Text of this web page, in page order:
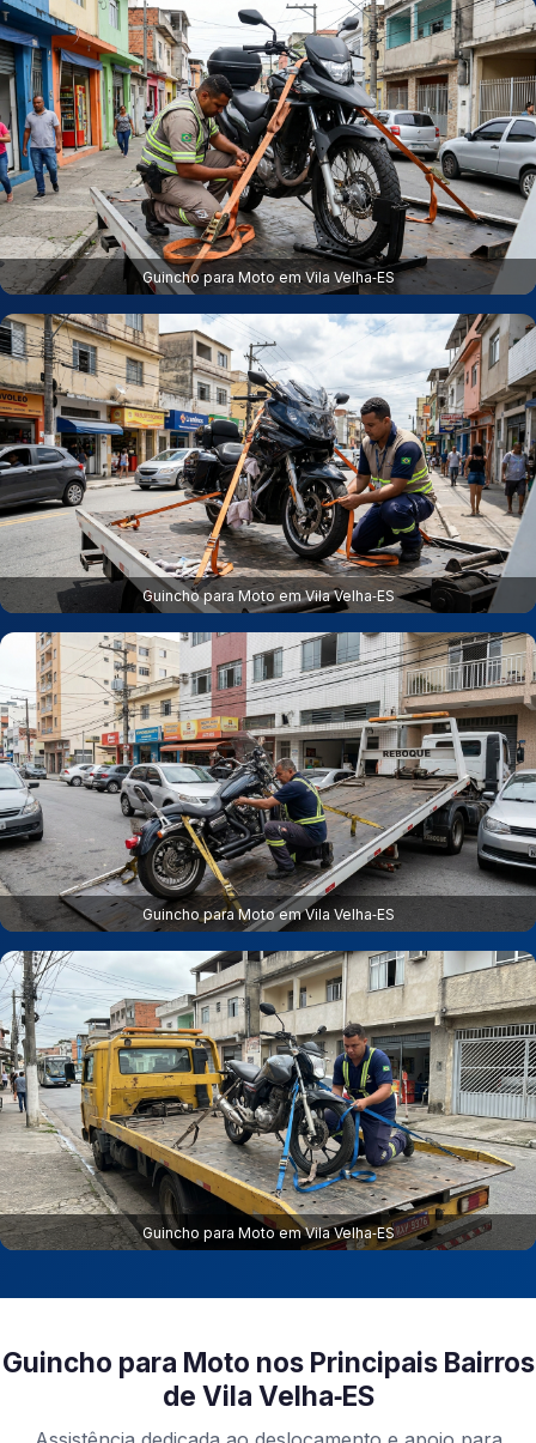
Guincho para Moto em Vila Velha‑ES
Guincho para Moto em Vila Velha‑ES
Guincho para Moto em Vila Velha‑ES
Guincho para Moto em Vila Velha‑ES
Guincho para Moto nos Principais Bairros
de Vila Velha‑ES